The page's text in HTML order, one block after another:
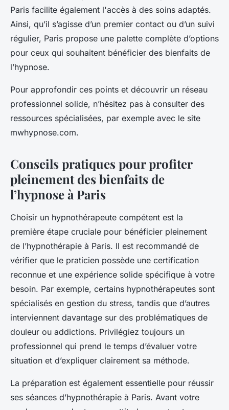
Paris facilite également l'accès à des soins adaptés.
Ainsi, qu’il s’agisse d’un premier contact ou d’un suivi
régulier, Paris propose une palette complète d’options
pour ceux qui souhaitent bénéficier des bienfaits de
l’hypnose.
Pour approfondir ces points et découvrir un réseau
professionnel solide, n’hésitez pas à consulter des
ressources spécialisées, par exemple avec le site
mwhypnose.com.
Conseils pratiques pour profiter
pleinement des bienfaits de
l’hypnose à Paris
Choisir un hypnothérapeute compétent est la
première étape cruciale pour bénéficier pleinement
de l’hypnothérapie à Paris. Il est recommandé de
vérifier que le praticien possède une certification
reconnue et une expérience solide spécifique à votre
besoin. Par exemple, certains hypnothérapeutes sont
spécialisés en gestion du stress, tandis que d’autres
interviennent davantage sur des problématiques de
douleur ou addictions. Privilégiez toujours un
professionnel qui prend le temps d’évaluer votre
situation et d’expliquer clairement sa méthode.
La préparation est également essentielle pour réussir
ses séances d’hypnothérapie à Paris. Avant votre